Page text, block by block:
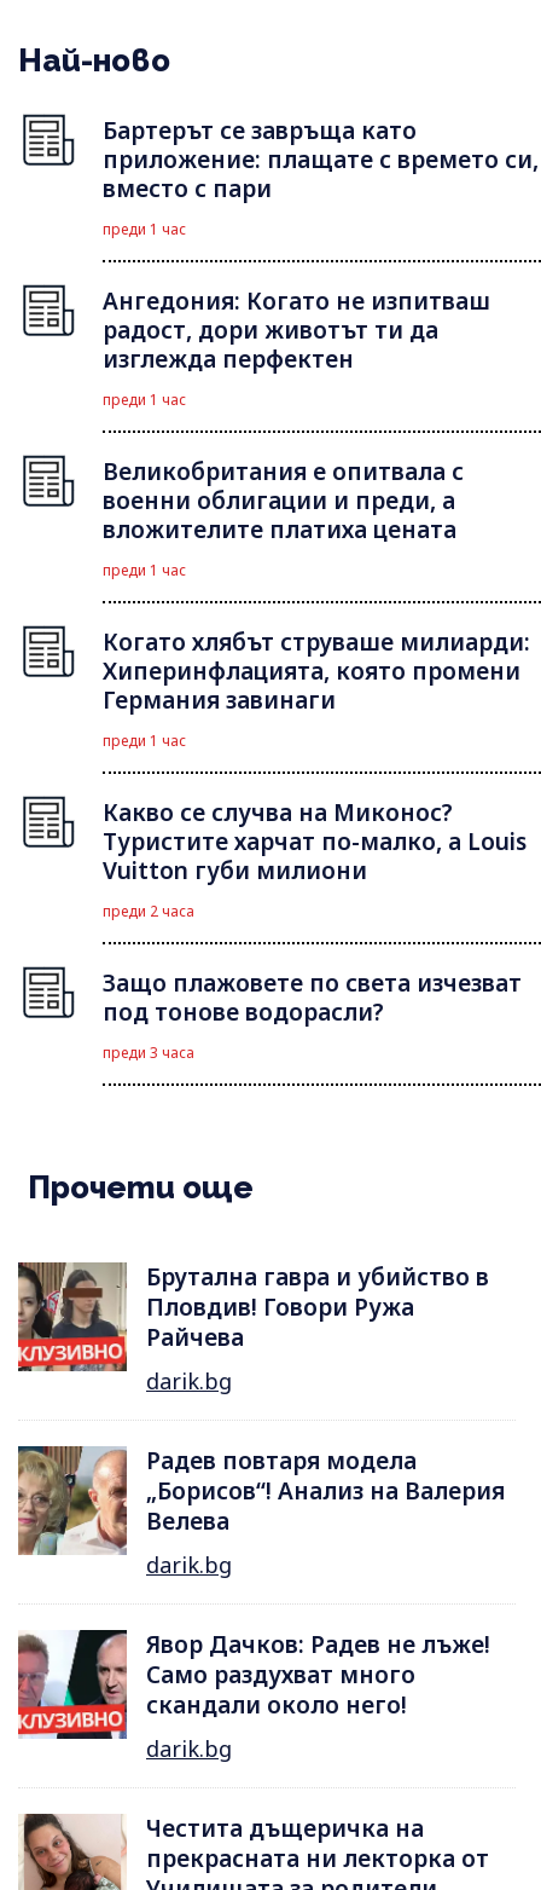
Най-ново
Бартерът се завръща като
приложение: плащате с времето си,
вместо с пари
преди 1 час
Ангедония: Когато не изпитваш
радост, дори животът ти да
изглежда перфектен
преди 1 час
Великобритания е опитвала с
военни облигации и преди, а
вложителите платиха цената
преди 1 час
Когато хлябът струваше милиарди:
Хиперинфлацията, която промени
Германия завинаги
преди 1 час
Какво се случва на Миконос?
Туристите харчат по-малко, а Louis
Vuitton губи милиони
преди 2 часа
Защо плажовете по света изчезват
под тонове водорасли?
преди 3 часа
Прочети още
Брутална гавра и убийство в
Пловдив! Говори Ружа
Райчева
darik.bg
Радев повтаря модела
„Борисов“! Анализ на Валерия
Велева
darik.bg
Явор Дачков: Радев не лъже!
Само раздухват много
скандали около него!
darik.bg
Честита дъщеричка на
прекрасната ни лекторка от